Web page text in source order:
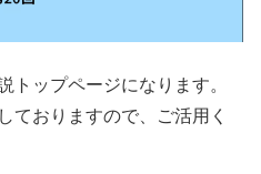
トップページになります。
ておりますので、ご活用く